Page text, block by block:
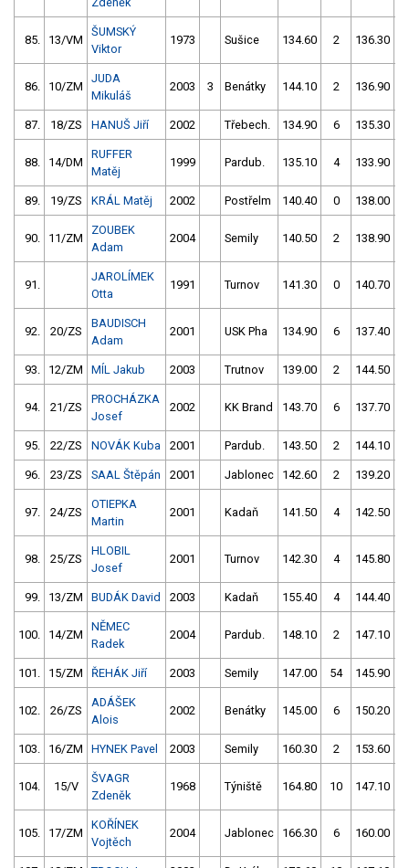
85. 13/VM
ŠUMSKÝ
Viktor
1973 Sušice 134.60 2 136.30
86. 10/ZM
JUDA
Mikuláš
2003 3 Benátky 144.10 2 136.90
87. 18/ZS HANUŠ Jiří 2002 Třebech. 134.90 6 135.30
88. 14/DM
RUFFER
Matěj
1999 Pardub. 135.10 4 133.90
89. 19/ZS KRÁL Matěj 2002 Postřelm 140.40 0 138.00
90. 11/ZM
ZOUBEK
Adam
2004 Semily 140.50 2 138.90
91.
JAROLÍMEK
Otta
1991 Turnov 141.30 0 140.70
92. 20/ZS
BAUDISCH
Adam
2001 USK Pha 134.90 6 137.40
93. 12/ZM MÍL Jakub 2003 Trutnov 139.00 2 144.50
94. 21/ZS
PROCHÁZKA
Josef
2002 KK Brand 143.70 6 137.70
95. 22/ZS NOVÁK Kuba 2001 Pardub. 143.50 2 144.10
96. 23/ZS SAAL Štěpán 2001 Jablonec 142.60 2 139.20
97. 24/ZS
OTIEPKA
Martin
2001 Kadaň 141.50 4 142.50
98. 25/ZS
HLOBIL
Josef
2001 Turnov 142.30 4 145.80
99. 13/ZM BUDÁK David 2003 Kadaň 155.40 4 144.40
100. 14/ZM
NĚMEC
Radek
2004 Pardub. 148.10 2 147.10
101. 15/ZM ŘEHÁK Jiří 2003 Semily 147.00 54 145.90
102. 26/ZS
ADÁŠEK
Alois
2002 Benátky 145.00 6 150.20
103. 16/ZM HYNEK Pavel 2003 Semily 160.30 2 153.60
104. 15/V
ŠVAGR
Zdeněk
1968 Týniště 164.80 10 147.10
105. 17/ZM
KOŘÍNEK
Vojtěch
2004 Jablonec 166.30 6 160.00